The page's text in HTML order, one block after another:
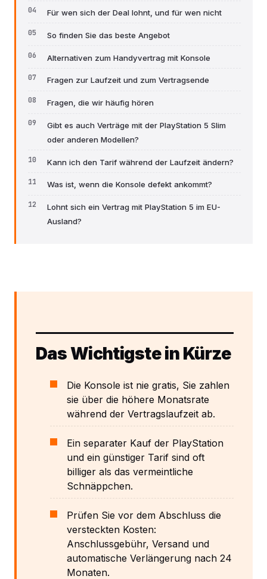
Für wen sich der Deal lohnt, und für wen nicht
So finden Sie das beste Angebot
Alternativen zum Handyvertrag mit Konsole
Fragen zur Laufzeit und zum Vertragsende
Fragen, die wir häufig hören
Gibt es auch Verträge mit der PlayStation 5 Slim
oder anderen Modellen?
Kann ich den Tarif während der Laufzeit ändern?
Was ist, wenn die Konsole defekt ankommt?
Lohnt sich ein Vertrag mit PlayStation 5 im EU-
Ausland?
Das Wichtigste in Kürze
Die Konsole ist nie gratis, Sie zahlen
sie über die höhere Monatsrate
während der Vertragslaufzeit ab.
Ein separater Kauf der PlayStation
und ein günstiger Tarif sind oft
billiger als das vermeintliche
Schnäppchen.
Prüfen Sie vor dem Abschluss die
versteckten Kosten:
Anschlussgebühr, Versand und
automatische Verlängerung nach 24
Monaten.